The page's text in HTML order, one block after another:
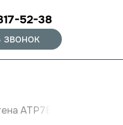
52-38
звонок
ATP7B)